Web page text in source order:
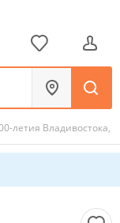
летия Владивостока,